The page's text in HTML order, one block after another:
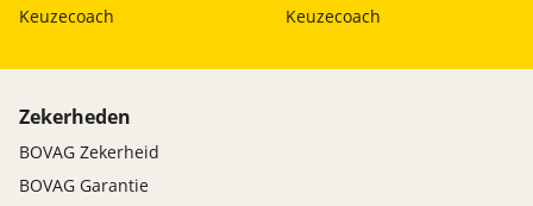
Keuzecoach
Keuzecoach
Zekerheden
BOVAG Zekerheid
BOVAG Garantie